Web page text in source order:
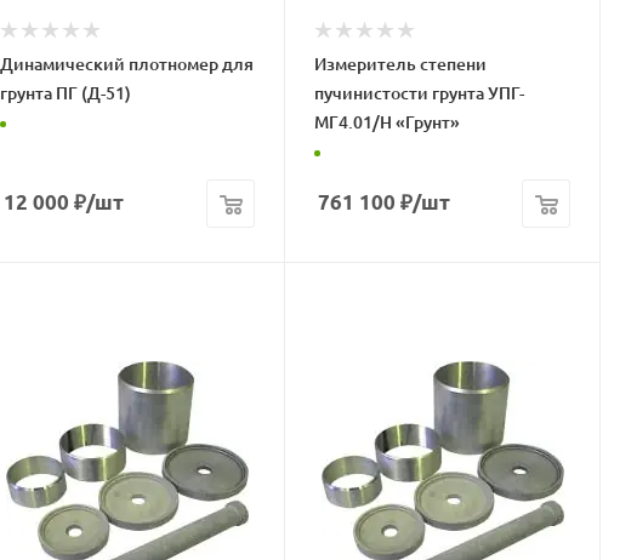
Динамический плотномер для
грунта ПГ (Д-51)
12 000 ₽/шт
Измеритель степени
пучинистости грунта УПГ-
МГ4.01/Н «Грунт»
761 100 ₽/шт